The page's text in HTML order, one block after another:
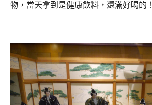
物，當天拿到是健康飲料，還滿好喝的！